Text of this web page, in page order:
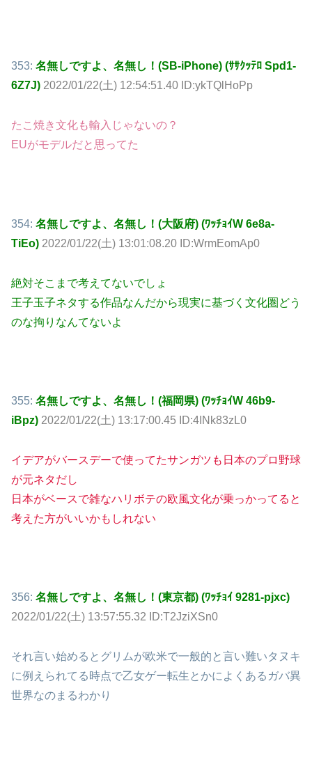
353: 名無しですよ、名無し！(SB-iPhone) (ｻｻｸｯﾃﾛ Spd1-
6Z7J) 2022/01/22(土) 12:54:51.40 ID:ykTQlHoPp
たこ焼き文化も輸入じゃないの？
EUがモデルだと思ってた
354: 名無しですよ、名無し！(大阪府) (ﾜｯﾁｮｲW 6e8a-
TiEo) 2022/01/22(土) 13:01:08.20 ID:WrmEomAp0
絶対そこまで考えてないでしょ
王子玉子ネタする作品なんだから現実に基づく文化圏どう
のな拘りなんてないよ
355: 名無しですよ、名無し！(福岡県) (ﾜｯﾁｮｲW 46b9-
iBpz) 2022/01/22(土) 13:17:00.45 ID:4INk83zL0
イデアがバースデーで使ってたサンガツも日本のプロ野球
が元ネタだし
日本がベースで雑なハリボテの欧風文化が乗っかってると
考えた方がいいかもしれない
356: 名無しですよ、名無し！(東京都) (ﾜｯﾁｮｲ 9281-pjxc)
2022/01/22(土) 13:57:55.32 ID:T2JziXSn0
それ言い始めるとグリムが欧米で一般的と言い難いタヌキ
に例えられてる時点で乙女ゲー転生とかによくあるガバ異
世界なのまるわかり